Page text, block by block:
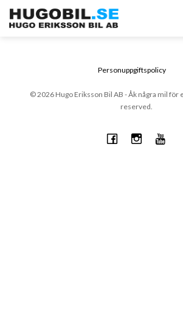
© 2026 Hugo Eriksson Bil AB - Åk några mil för
reserved.
Personuppgiftspolicy